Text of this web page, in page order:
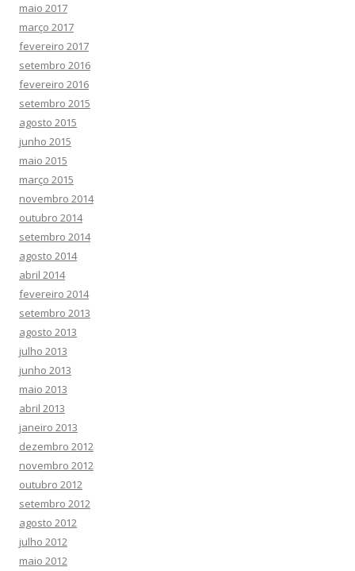
maio 2017
março 2017
fevereiro 2017
setembro 2016
fevereiro 2016
setembro 2015
agosto 2015
junho 2015
maio 2015
março 2015
novembro 2014
outubro 2014
setembro 2014
agosto 2014
abril 2014
fevereiro 2014
setembro 2013
agosto 2013
julho 2013
junho 2013
maio 2013
abril 2013
janeiro 2013
dezembro 2012
novembro 2012
outubro 2012
setembro 2012
agosto 2012
julho 2012
maio 2012